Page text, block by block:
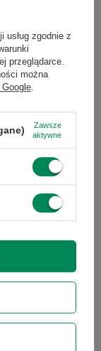
usług zgodnie z
przeglądarce.
można
.
Zawsze
aktywne